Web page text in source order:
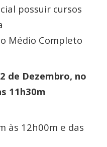
possuir cursos
Médio Completo
de Dezembro, no
11h30m
às 12h00m e das